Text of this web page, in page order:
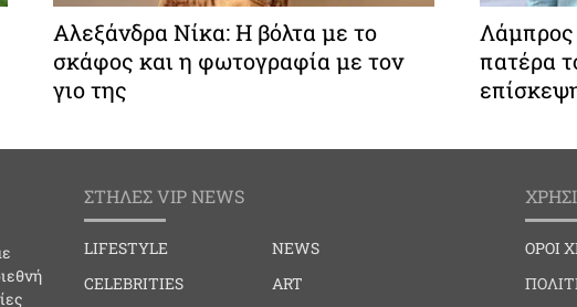
Αλεξάνδρα Νίκα: Η βόλτα με το
σκάφος και η φωτογραφία με τον
γιο της
Λάμπρος
πατέρα
ΣΤΗΛΕΣ VIP NEWS
LIFESTYLE
CELEBRITIES
NEWS
ART
ΟΡΟΙ